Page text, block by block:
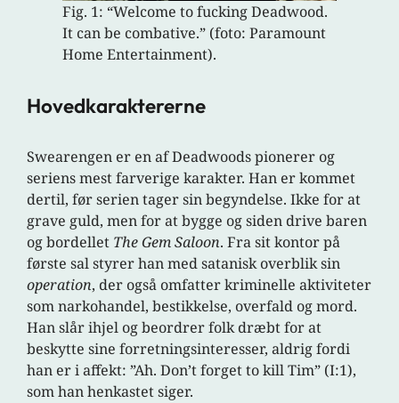
Fig. 1: “Welcome to fucking Deadwood.
It can be combative.” (foto: Paramount
Home Entertainment).
Hovedkaraktererne
Swearengen er en af Deadwoods pionerer og
seriens mest farverige karakter. Han er kommet
dertil, før serien tager sin begyndelse. Ikke for at
grave guld, men for at bygge og siden drive baren
og bordellet The Gem Saloon. Fra sit kontor på
første sal styrer han med satanisk overblik sin
operation, der også omfatter kriminelle aktiviteter
som narkohandel, bestikkelse, overfald og mord.
Han slår ihjel og beordrer folk dræbt for at
beskytte sine forretningsinteresser, aldrig fordi
han er i affekt: ”Ah. Don’t forget to kill Tim” (I:1),
som han henkastet siger.